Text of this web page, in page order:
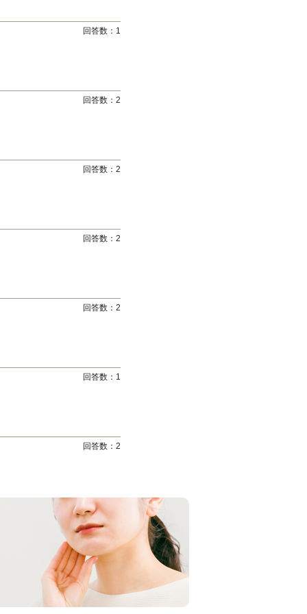
回答数： 1
回答数： 2
回答数： 2
回答数： 2
回答数： 2
回答数： 1
回答数： 2